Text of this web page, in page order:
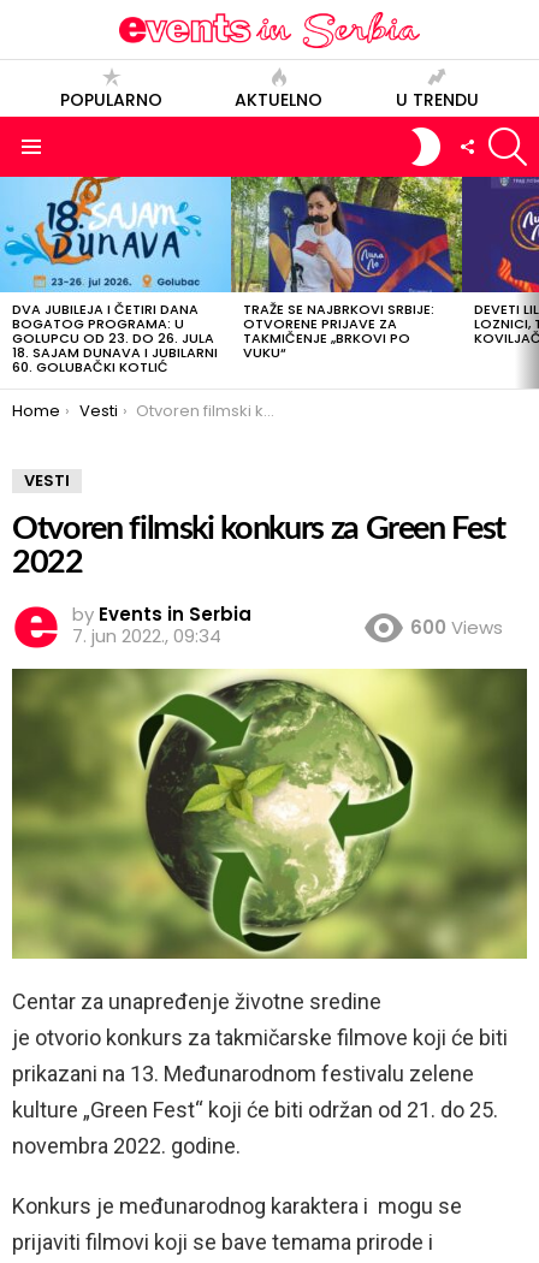
POPULARNO AKTUELNO U TRENDU
SWITCH
SKIN
FOLLOW
US
POSLEDNJE
OBJAVE
DVA JUBILEJA I ČETIRI DANA
BOGATOG PROGRAMA: U
GOLUPCU OD 23. DO 26. JULA
18. SAJAM DUNAVA I JUBILARNI
60. GOLUBAČKI KOTLIĆ
TRAŽE SE NAJBRKOVI SRBIJE:
OTVORENE PRIJAVE ZA
TAKMIČENJE „BRKOVI PO
VUKU“
DEVETI
LOZNICI,
You are here:
Home Vesti Otvoren filmski konkurs za Green Fest 2022
VESTI
Otvoren filmski konkurs za Green Fest
2022
by Events in Serbia
7. jun 2022., 09:34
600 Views
Centar za unapređenje životne sredine
je otvorio konkurs za takmičarske filmove koji će biti
prikazani na 13. Međunarodnom festivalu zelene
kulture „Green Fest“ koji će biti održan od 21. do 25.
novembra 2022. godine.
Konkurs je međunarodnog karaktera i mogu se
prijaviti filmovi koji se bave temama prirode i